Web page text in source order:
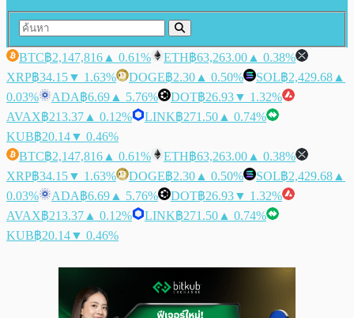
BTC฿2,147,816 ▲ 0.61% ETH฿63,263.00 ▲ 0.38%
XRP฿34.15▼ 1.63% DOGE฿2.30 ▲ 0.50% SOL฿2,429.68 ▲
0.03%
ADA฿6.69 ▲ 5.76% DOT฿26.93▼ 1.32%
AVAX฿213.37 ▲ 0.12% LINK฿271.50 ▲ 0.74%
KUB฿20.14▼ 0.46%
BTC฿2,147,816 ▲ 0.61% ETH฿63,263.00 ▲ 0.38%
XRP฿34.15▼ 1.63% DOGE฿2.30 ▲ 0.50% SOL฿2,429.68 ▲
0.03%
ADA฿6.69 ▲ 5.76% DOT฿26.93▼ 1.32%
AVAX฿213.37 ▲ 0.12% LINK฿271.50 ▲ 0.74%
KUB฿20.14▼ 0.46%